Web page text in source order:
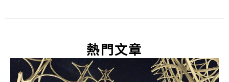
熱門文章